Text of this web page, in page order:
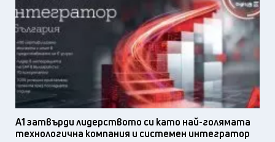
А1 затвърди лидерството си като най-голямата
технологична компания и системен интегратор